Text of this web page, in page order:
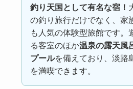
釣り天国として有名な宿！
の釣り旅行だけでなく、家
も人気の体験型旅館です。
る客室のほか温泉の露天風
プールを備えており、淡路
を満喫できます。